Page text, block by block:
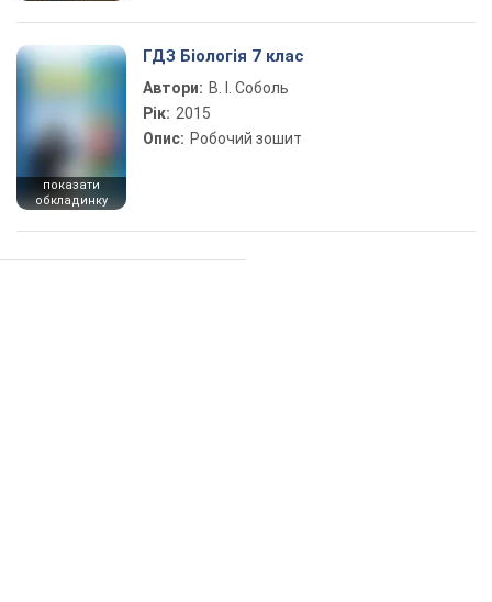
показати
обкладинку
ГДЗ Біологія 7 клас
Автори: В. І. Соболь
Рік: 2015
Опис: Робочий зошит